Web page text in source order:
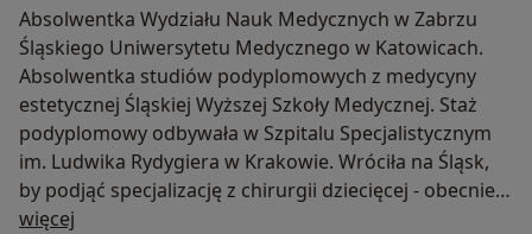
Absolwentka Wydziału Nauk Medycznych w Zabrzu
Śląskiego Uniwersytetu Medycznego w Katowicach.
Absolwentka studiów podyplomowych z medycyny
estetycznej Śląskiej Wyższej Szkoły Medycznej. Staż
podyplomowy odbywała w Szpitalu Specjalistycznym
im. Ludwika Rydygiera w Krakowie. Wróciła na Śląsk,
by podjąć specjalizację z chirurgii dziecięcej - obecnie
szkolenie odbywa na Oddziale Chirurgii Wad
więcej